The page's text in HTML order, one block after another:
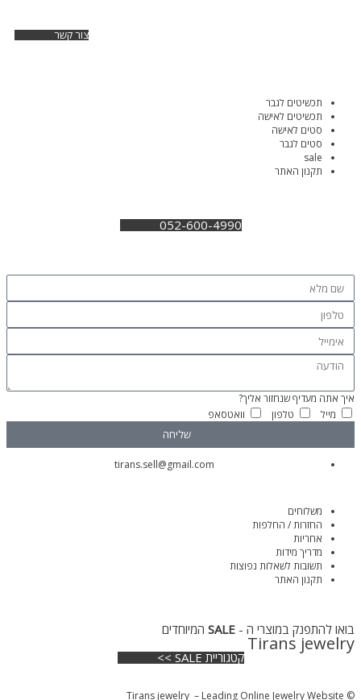
צור קשר
תכשיטים לגבר
תכשיטים לאישה
סטים לאישה
סטים לגבר
sale
תקנון האתר
052-600-4990
איך אתה מעדיף שנחזור אליך?
מייל
טלפון וואטסאפ
שליחה
tirans.sell@gmail.com
משלוחים
החזרות / החלפות
אחריות
מדריך מידות
תשובות לשאלות נפוצות
תקנון האתר
בואו להתפנק במוצרי ה - SALE המיוחדים
Tirans jewelry
קטגוריית SALE >>
© Tirans jewelry – Leading Online Jewelry Website